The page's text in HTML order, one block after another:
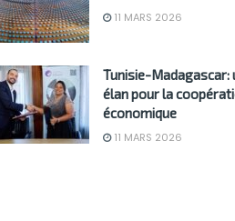
11 MARS 2026
Tunisie-Madagascar:
élan pour la
économique
11 MARS 2026